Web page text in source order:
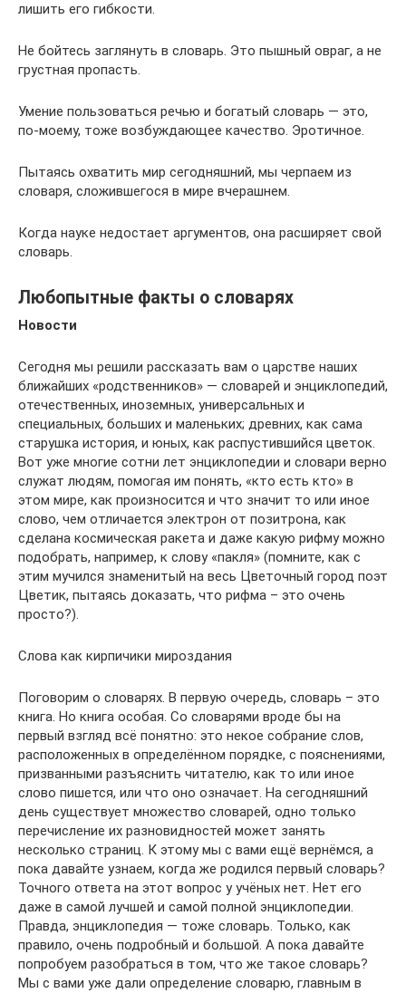
лишить его гибкости.
Не бойтесь заглянуть в словарь. Это пышный овраг, а не
грустная пропасть.
Умение пользоваться речью и богатый словарь — это,
по-моему, тоже возбуждающее качество. Эротичное.
Пытаясь охватить мир сегодняшний, мы черпаем из
словаря, сложившегося в мире вчерашнем.
Когда науке недостает аргументов, она расширяет свой
словарь.
Любопытные факты о словарях
Новости
Сегодня мы решили рассказать вам о царстве наших
ближайших «родственников» — словарей и энциклопедий,
отечественных, иноземных, универсальных и
специальных, больших и маленьких; древних, как сама
старушка история, и юных, как распустившийся цветок.
Вот уже многие сотни лет энциклопедии и словари верно
служат людям, помогая им понять, «кто есть кто» в
этом мире, как произносится и что значит то или иное
слово, чем отличается электрон от позитрона, как
сделана космическая ракета и даже какую рифму можно
подобрать, например, к слову «пакля» (помните, как с
этим мучился знаменитый на весь Цветочный город поэт
Цветик, пытаясь доказать, что рифма – это очень
просто?).
Слова как кирпичики мироздания
Поговорим о словарях. В первую очередь, словарь – это
книга. Но книга особая. Со словарями вроде бы на
первый взгляд всё понятно: это некое собрание слов,
расположенных в определённом порядке, с пояснениями,
призванными разъяснить читателю, как то или иное
слово пишется, или что оно означает. На сегодняшний
день существует множество словарей, одно только
перечисление их разновидностей может занять
несколько страниц. К этому мы с вами ещё вернёмся, а
пока давайте узнаем, когда же родился первый словарь?
Точного ответа на этот вопрос у учёных нет. Нет его
даже в самой лучшей и самой полной энциклопедии.
Правда, энциклопедия — тоже словарь. Только, как
правило, очень подробный и большой. А пока давайте
попробуем разобраться в том, что же такое словарь?
Мы с вами уже дали определение словарю, главным в